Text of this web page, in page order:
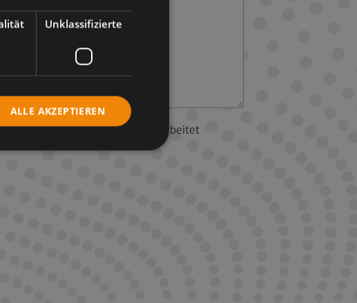
derDatenschutzerklärung
verarbeitet
Unklassifizierte
ALLE AKZEPTIEREN